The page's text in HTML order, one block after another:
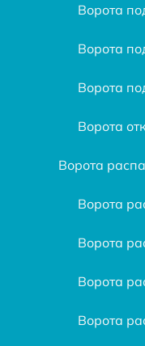
Ворота
Ворота
Ворота
Ворота
Ворота
Ворота
Ворота
Ворота
Ворота